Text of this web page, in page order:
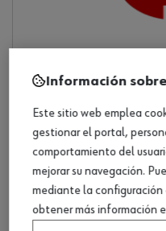
Señalización de
7 productos
Información
Este sitio web emplea
gestionar el portal,
comportamiento del
mejorar su navegación.
mediante la configuración
obtener más información